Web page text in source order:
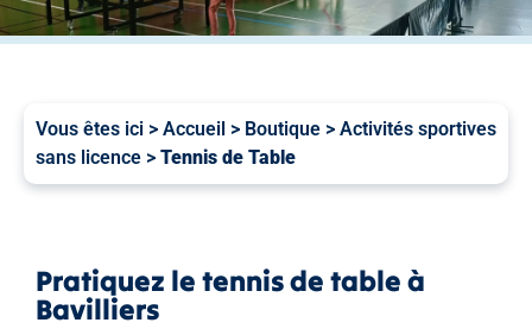
Vous êtes ici > Accueil > Boutique > Activités sportives
sans licence > Tennis de Table
Pratiquez le tennis de table à
Bavilliers